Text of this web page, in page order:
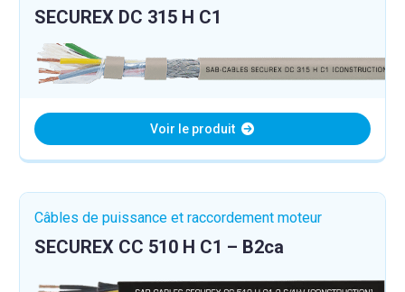
SECUREX DC 315 H C1
Voir le produit
Câbles de puissance et raccordement moteur
SECUREX CC 510 H C1 – B2ca